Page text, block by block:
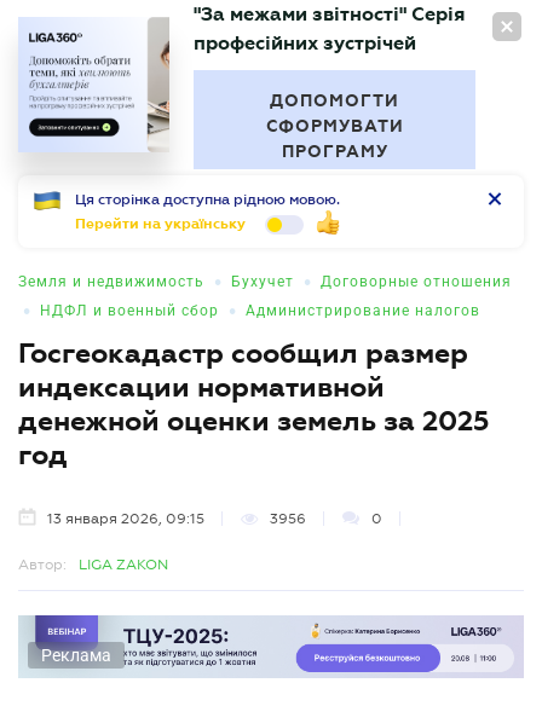
RU
БУХГАЛТЕР
"За межами звітності" Серія
професійних зустрічей
ДОПОМОГТИ
СФОРМУВАТИ
ПРОГРАМУ
Ця сторінка доступна рідною мовою.
Перейти на українську
Земля и недвижимость • Бухучет • Договорные отношения
• НДФЛ и военный сбор • Администрирование налогов
Госгеокадастр сообщил размер
индексации нормативной
денежной оценки земель за 2025
год
13 января 2026, 09:15 3956 0
Автор: LIGA ZAKON
Реклама